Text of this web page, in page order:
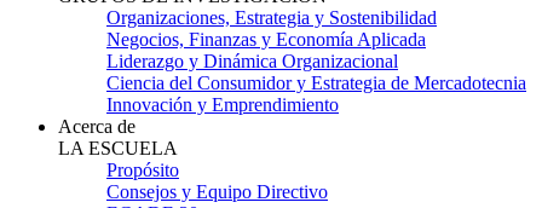
Organizaciones, Estrategia y Sostenibilidad
Negocios, Finanzas y Economía Aplicada
Liderazgo y Dinámica Organizacional
Ciencia del Consumidor y Estrategia de Mercadotecnia
Innovación y Emprendimiento
Acerca de
LA ESCUELA
Propósito
Consejos y Equipo Directivo